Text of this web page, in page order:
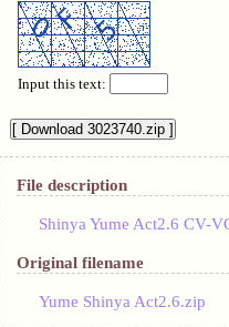
Input this text:
File description
Shinya Yume Act2.6 CV-
Original filename
Yume Shinya Act2.6.zip